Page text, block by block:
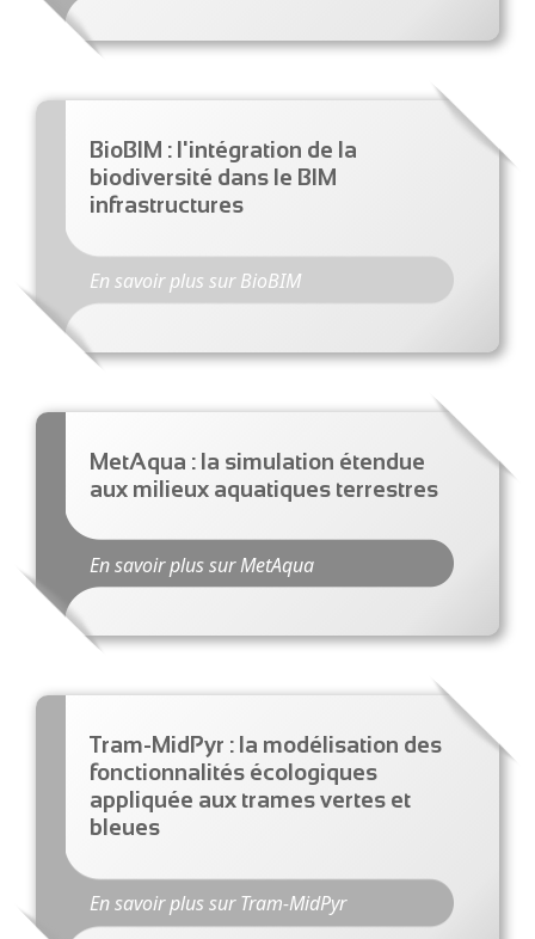
BioBIM : l'intégration de la
biodiversité dans le BIM
infrastructures
En savoir plus sur BioBIM
MetAqua : la simulation étendue
aux milieux aquatiques terrestres
En savoir plus sur MetAqua
Tram-MidPyr : la modélisation des
fonctionnalités écologiques
appliquée aux trames vertes et
bleues
En savoir plus sur Tram-MidPyr